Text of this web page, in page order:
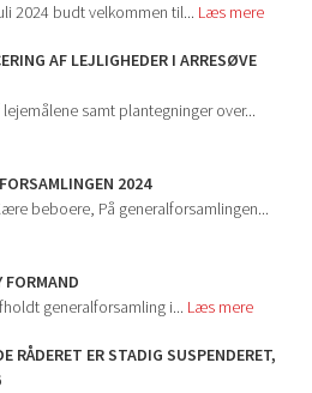
2024 budt velkommen til... Læs mere
AF LEJLIGHEDER I ARRESØVE
samt plantegninger over...
2024
beboere, På generalforsamlingen...
FORMAND
generalforsamling i... Læs mere
RÅDERET ER STADIG SUSPENDERET,